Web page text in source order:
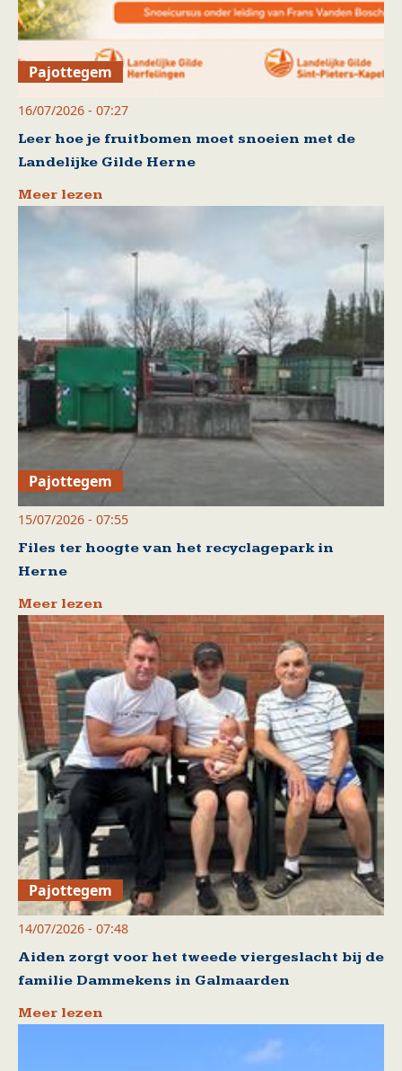
Pajottegem
16/07/2026 - 07:27
Leer hoe je fruitbomen moet snoeien met de
Landelijke Gilde Herne
Meer lezen
Pajottegem
15/07/2026 - 07:55
Files ter hoogte van het recyclagepark in
Herne
Meer lezen
Pajottegem
14/07/2026 - 07:48
Aiden zorgt voor het tweede viergeslacht bij de
familie Dammekens in Galmaarden
Meer lezen